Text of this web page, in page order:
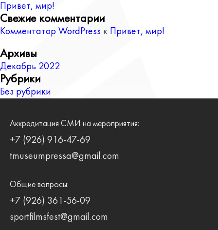
Привет, мир!
Свежие комментарии
Комментатор WordPress к Привет, мир!
Архивы
Декабрь 2022
Рубрики
Без рубрики
Аккредитация СМИ на мероприятия:
+7 (926) 916-47-69
tmuseumpressa@gmail.com
Общие вопросы:
+7 (926) 361-56-09
sportfilmsfest@gmail.com